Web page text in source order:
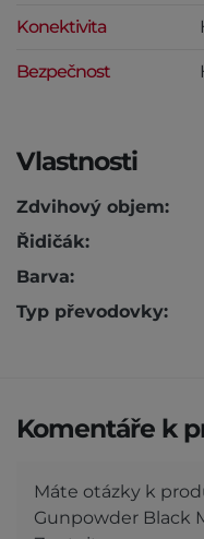
Konektivita
Bezpečnost
Vlastnosti
Zdvihový objem:
Řidičák:
Barva:
Typ převodovky:
Komentáře k
Máte otázky k
Gunpowder Black